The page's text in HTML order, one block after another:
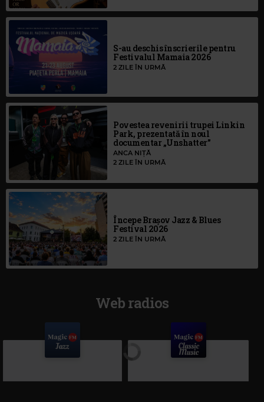
S-au deschis înscrierile pentru
Festivalul Mamaia 2026
2 ZILE ÎN URMĂ
Povestea revenirii trupei Linkin
Park, prezentată în noul
documentar „Unshatter”
ANCA NIȚĂ
2 ZILE ÎN URMĂ
Începe Brașov Jazz & Blues
Festival 2026
2 ZILE ÎN URMĂ
Web radios